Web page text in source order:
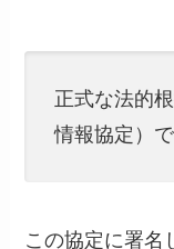
正式な法的
情報協定）で
この協定に署名